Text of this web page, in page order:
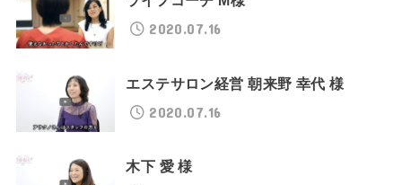
2020.07.16
エステサロン経営 朝来野 幸代 様
2020.07.16
木下 愛 様